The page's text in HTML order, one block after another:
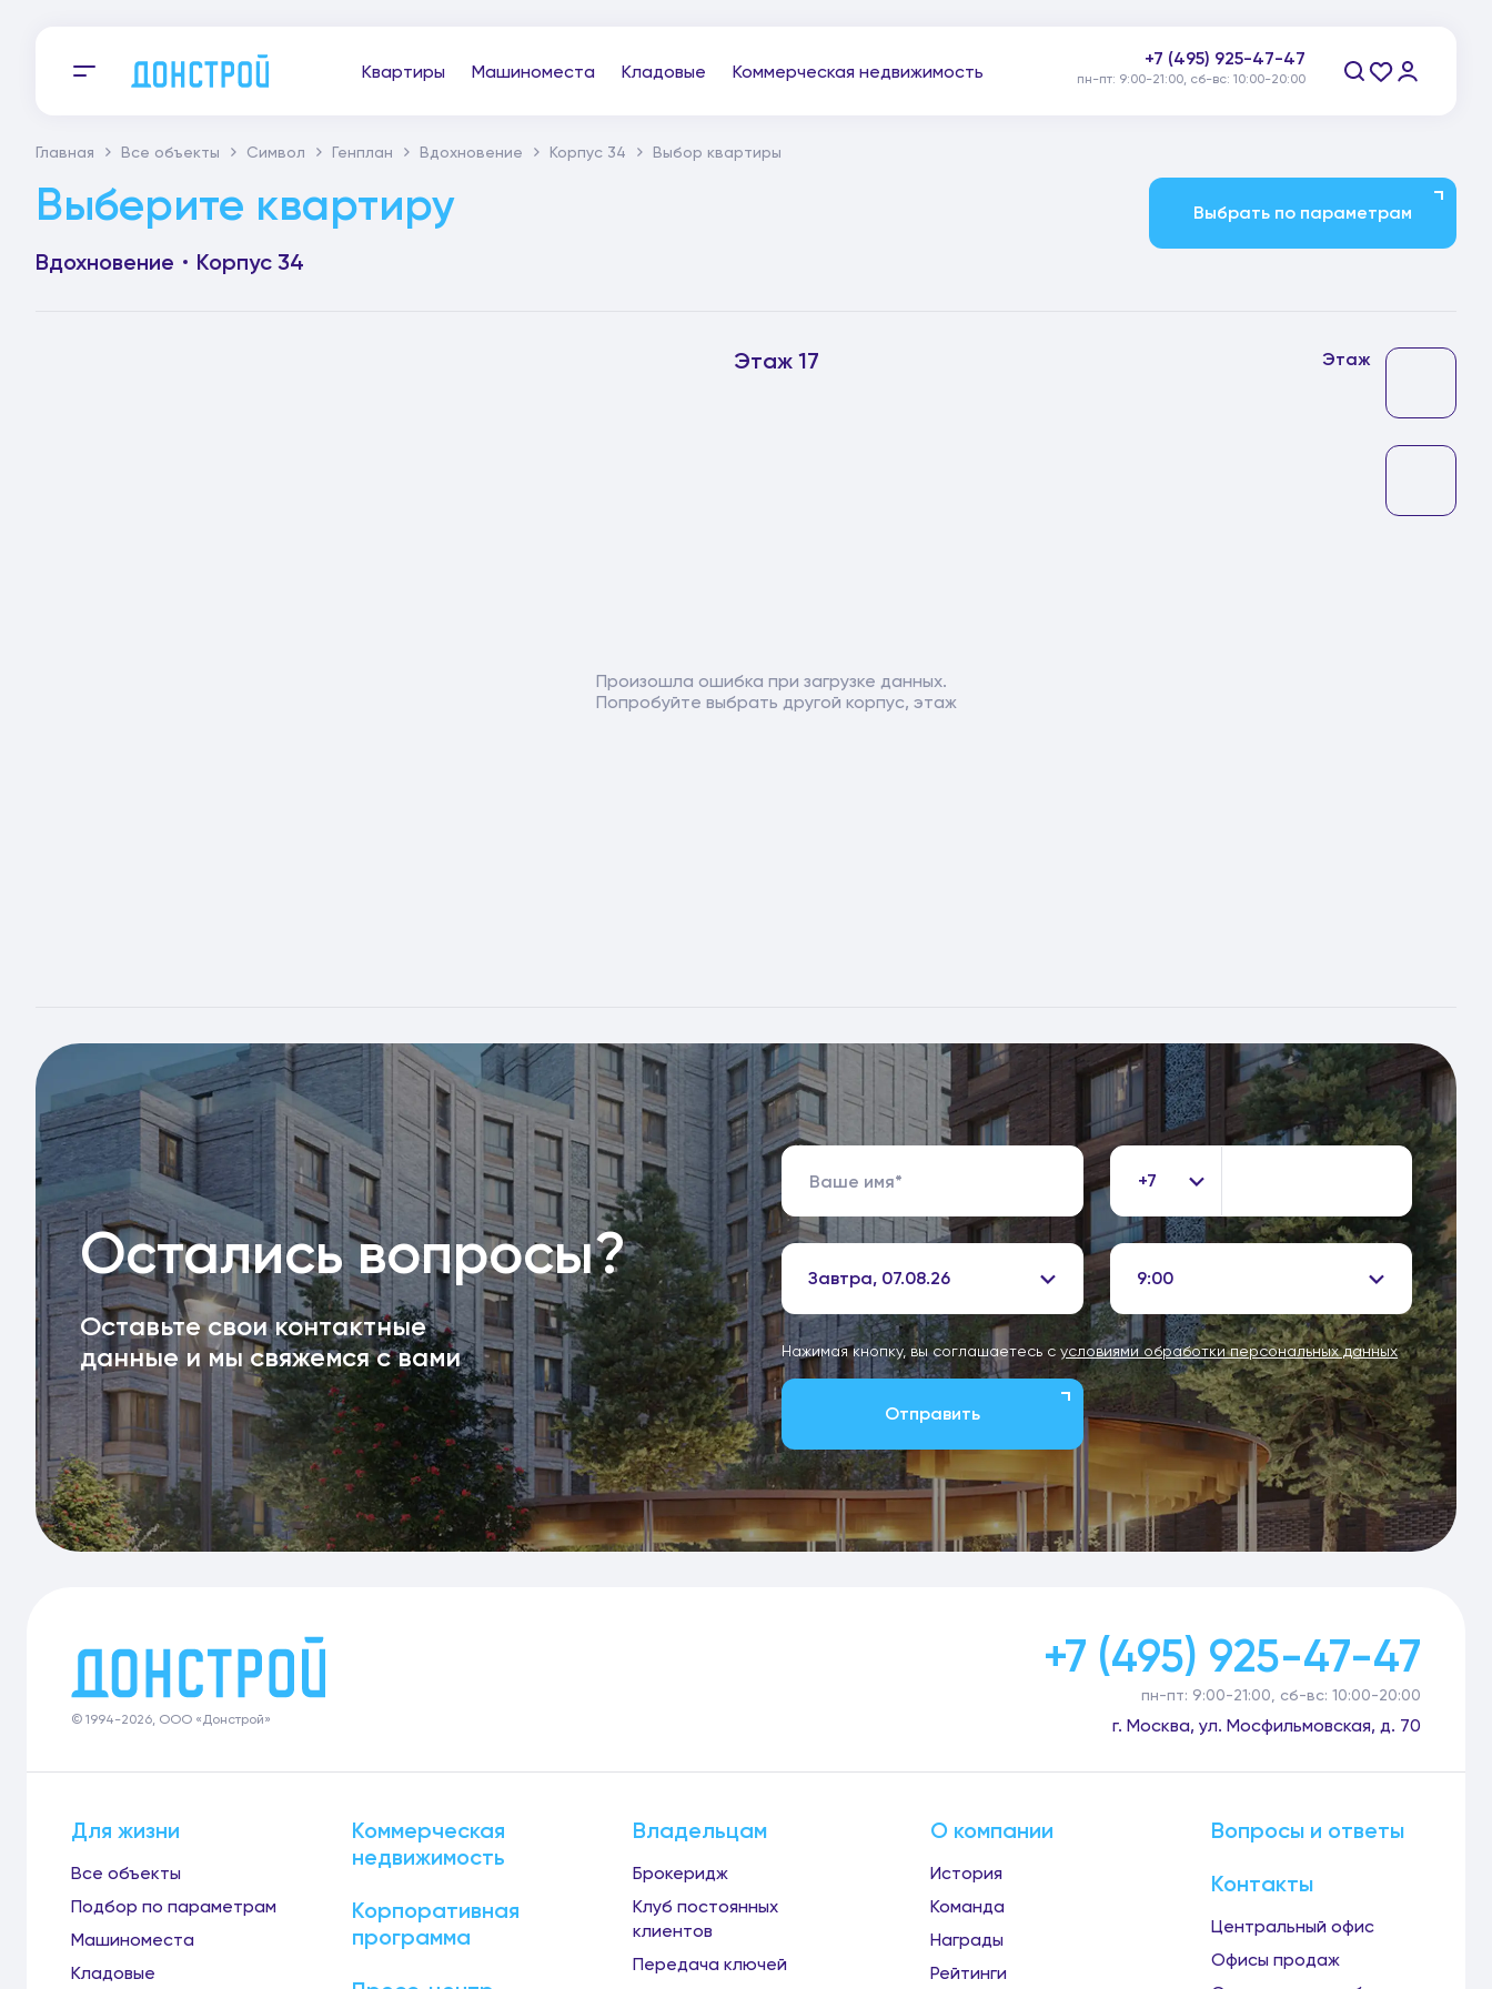
Квартиры Машиноместа Кладовые Коммерческая недвижимость
+7 (495) 925-47-47
пн-пт: 9:00-21:00, сб-вс: 10:00-20:00
Главная Все объекты Символ Генплан Вдохновение Корпус 34 Выбор квартиры
Выберите квартиру Выбрать по параметрам
Вдохновение Корпус 34
Этаж 17
Произошла ошибка при загрузке данных.
Попробуйте выбрать другой корпус, этаж
Этаж
Остались вопросы?
Оставьте свои контактные
данные и мы свяжемся с вами
+7
Завтра, 07.08.26 9:00
Нажимая кнопку, вы соглашаетесь с условиями обработки персональных данных
Отправить
© 1994-2026, ООО «Донстрой»
+7 (495) 925-47-47
пн-пт: 9:00-21:00, сб-вс: 10:00-20:00
г. Москва, ул. Мосфильмовская, д. 70
Для жизни
Все объекты
Подбор по параметрам
Машиноместа
Кладовые
Коммерческая
недвижимость
Корпоративная
программа
Владельцам
Брокеридж
Клуб постоянных
клиентов
Передача ключей
О компании
История
Команда
Награды
Рейтинги
Вопросы и ответы
Контакты
Центральный офис
Офисы продаж